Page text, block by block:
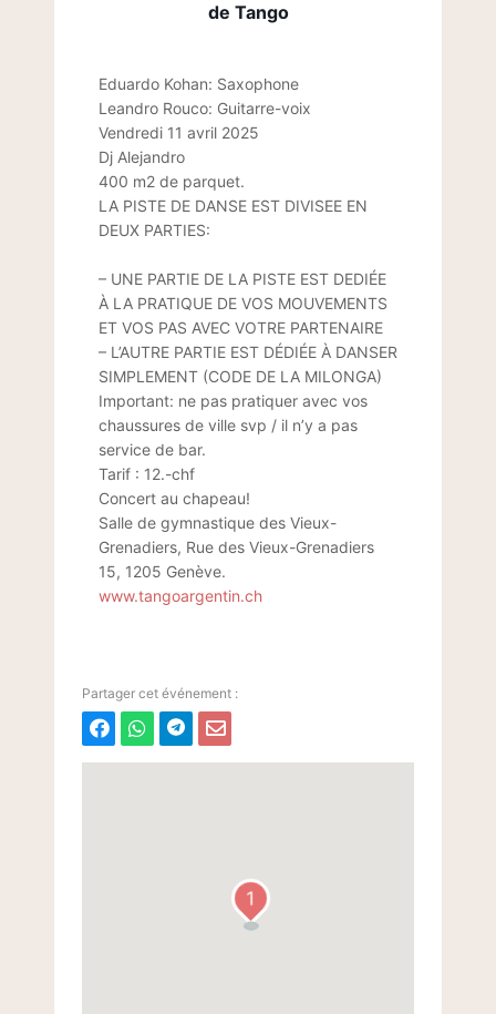
de Tango
Eduardo Kohan: Saxophone
Leandro Rouco: Guitarre-voix
Vendredi 11 avril 2025
Dj Alejandro
400 m2 de parquet.
LA PISTE DE DANSE EST DIVISEE EN
DEUX PARTIES:
– UNE PARTIE DE LA PISTE EST DEDIÉE
À LA PRATIQUE DE VOS MOUVEMENTS
ET VOS PAS AVEC VOTRE PARTENAIRE
– L’AUTRE PARTIE EST DÉDIÉE À DANSER
SIMPLEMENT (CODE DE LA MILONGA)
Important: ne pas pratiquer avec vos
chaussures de ville svp / il n’y a pas
service de bar.
Tarif : 12.-chf
Concert au chapeau!
Salle de gymnastique des Vieux-
Grenadiers, Rue des Vieux-Grenadiers
15, 1205 Genève.
www.tangoargentin.ch
1